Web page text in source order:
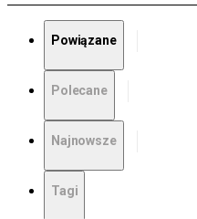
Powiązane
Polecane
Najnowsze
Tagi